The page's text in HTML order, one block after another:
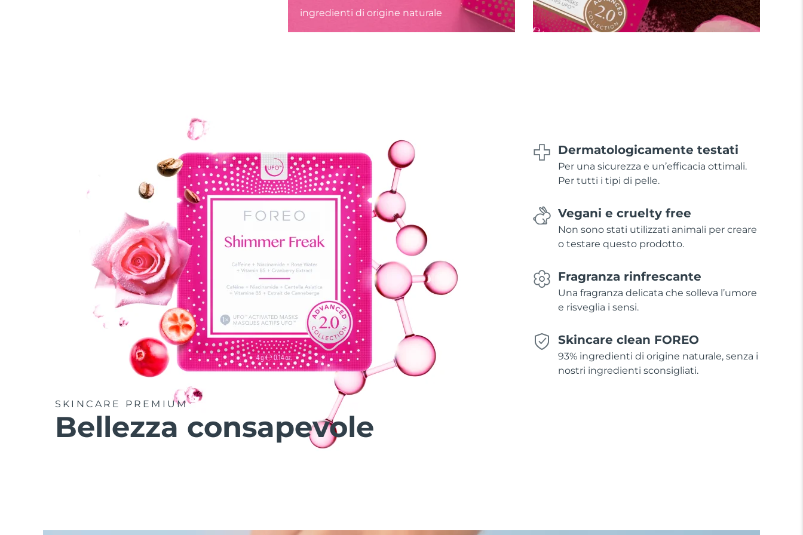
ingredienti di origine naturale
SKINCARE PREMIUM
Bellezza consapevole
Dermatologicamente testati
Per una sicurezza e un’efficacia ottimali.
Per tutti i tipi di pelle.
Vegani e cruelty free
Non sono stati utilizzati animali per creare
o testare questo prodotto.
Fragranza rinfrescante
Una fragranza delicata che solleva l’umore
e risveglia i sensi.
Skincare clean FOREO
93% ingredienti di origine naturale, senza i
nostri ingredienti sconsigliati.